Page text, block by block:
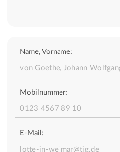
Name, Vorname:
Mobilnummer:
E-Mail: